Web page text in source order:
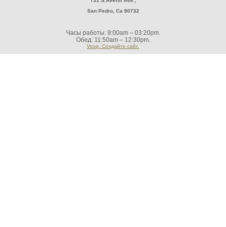
San Pedro, Ca 90732
Часы работы: 9:00am – 03:20pm.
Обед: 11:50am – 12:30pm.
Voog. Создайте сайт.